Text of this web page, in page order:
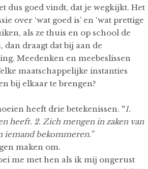
dus goed vindt, dat je wegkijkt. Het
over ‘wat goed is’ en ‘wat prettige
als ze thuis en op school de
dan draagt dat bij aan de
Meedenken en meebeslissen
maatschappelijke instanties
bij elkaar te brengen?
heeft drie betekenissen. “1.
heeft. 2. Zich mengen in zaken van
iemand bekommeren.”
maken om.
me met hen als ik mij ongerust